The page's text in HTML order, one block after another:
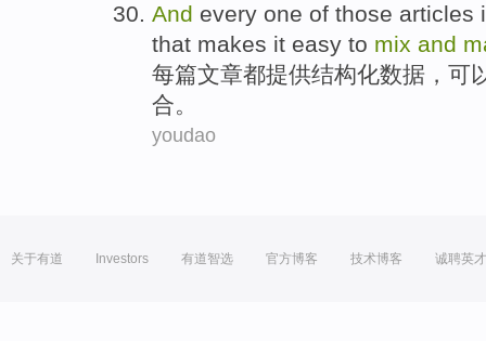
And every one of those articles
that makes it easy to mix and
每篇文章都提供结构化数据 ， 可
合。
youdao
关于有道 Investors 有道智选 官方博客 技术博客 诚聘英才